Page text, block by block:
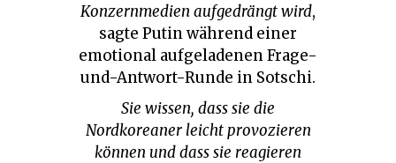
Konzernmedien aufgedrängt wird,
sagte Putin während einer
emotional aufgeladenen Frage-
und-Antwort-Runde in Sotschi.
Sie wissen, dass sie die
Nordkoreaner leicht provozieren
können und dass sie reagieren